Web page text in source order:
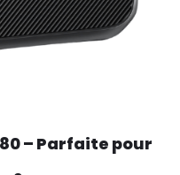
– Parfaite pour